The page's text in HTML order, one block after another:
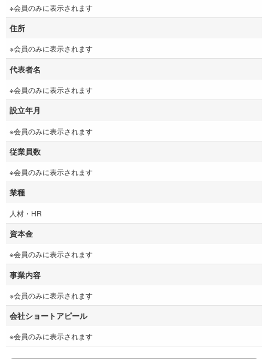
※会員のみに表示されます
住所
※会員のみに表示されます
代表者名
※会員のみに表示されます
設立年月
※会員のみに表示されます
従業員数
※会員のみに表示されます
業種
人材・HR
資本金
※会員のみに表示されます
事業内容
※会員のみに表示されます
会社ショートアピール
※会員のみに表示されます